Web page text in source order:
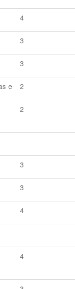
4
3
3
e
2
2
3
3
4
4